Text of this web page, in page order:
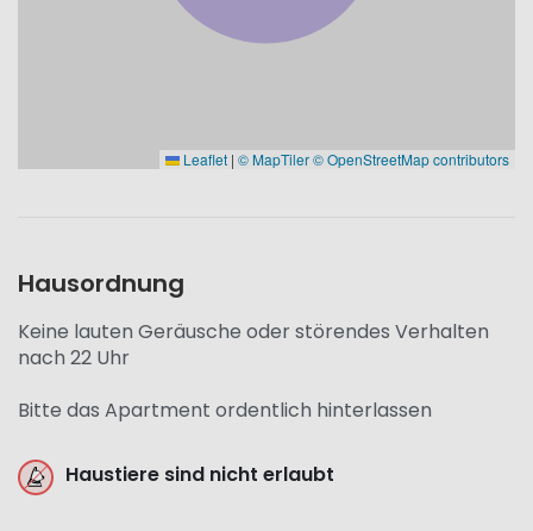
Leaflet | © MapTiler© OpenStreetMap contributors
Hausordnung
Keine lauten Geräusche oder störendes Verhalten
nach 22 Uhr
Bitte das Apartment ordentlich hinterlassen
Haustiere sind nicht erlaubt